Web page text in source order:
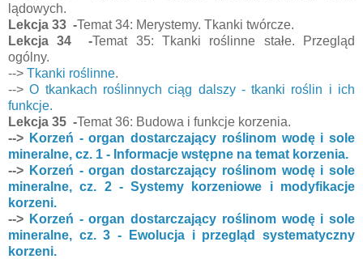
lądowych.
Lekcja 33 -Temat 34: Merystemy. Tkanki twórcze.
Lekcja 34 -Temat 35: Tkanki roślinne stałe. Przegląd
ogólny.
--> Tkanki roślinne.
-->O tkankach roślinnych ciąg dalszy - tkanki roślin i ich
funkcje.
Lekcja 35 -Temat 36: Budowa i funkcje korzenia.
--> Korzeń - organ dostarczający roślinom wodę i sole
mineralne, cz. 1 - Informacje wstępne na temat korzenia.
--> Korzeń - organ dostarczający roślinom wodę i sole
mineralne, cz. 2 - Systemy korzeniowe i modyfikacje
korzeni.
--> Korzeń - organ dostarczający roślinom wodę i sole
mineralne, cz. 3 - Ewolucja i przegląd systematyczny
korzeni.